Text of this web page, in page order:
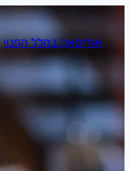
אודיסאה בחלל הפנוי